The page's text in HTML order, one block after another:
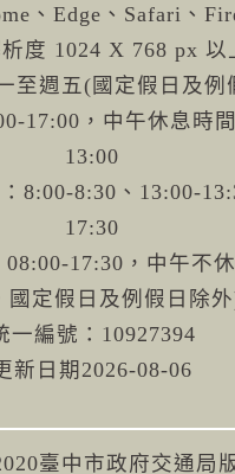
、Edge、Safari、
度 1024 X 768 px 以
至週五(國定假日及例
17:00，中午休息時
13:00
8:00-8:30、13:00-
17:30
17:30，中午不
國定假日及例假日除
一編號：10927394
新日期 2026-08-06
臺中市政府交通局